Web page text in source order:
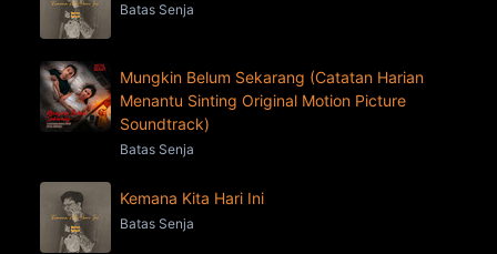
Batas Senja
Mungkin Belum Sekarang (Catatan Harian
Menantu Sinting Original Motion Picture
Soundtrack)
Batas Senja
Kemana Kita Hari Ini
Batas Senja